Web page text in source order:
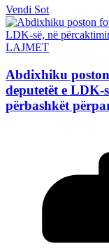
Vendi Sot
LAJMET
Abdixhiku
deputetët e LDK-
përbashkët